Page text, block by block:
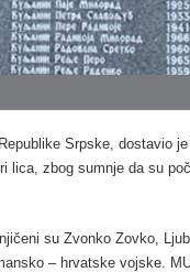
Srpske, dostavio
lica, zbog sumnje da su
su Zvonko Zovko,
– hrvatske vojske.